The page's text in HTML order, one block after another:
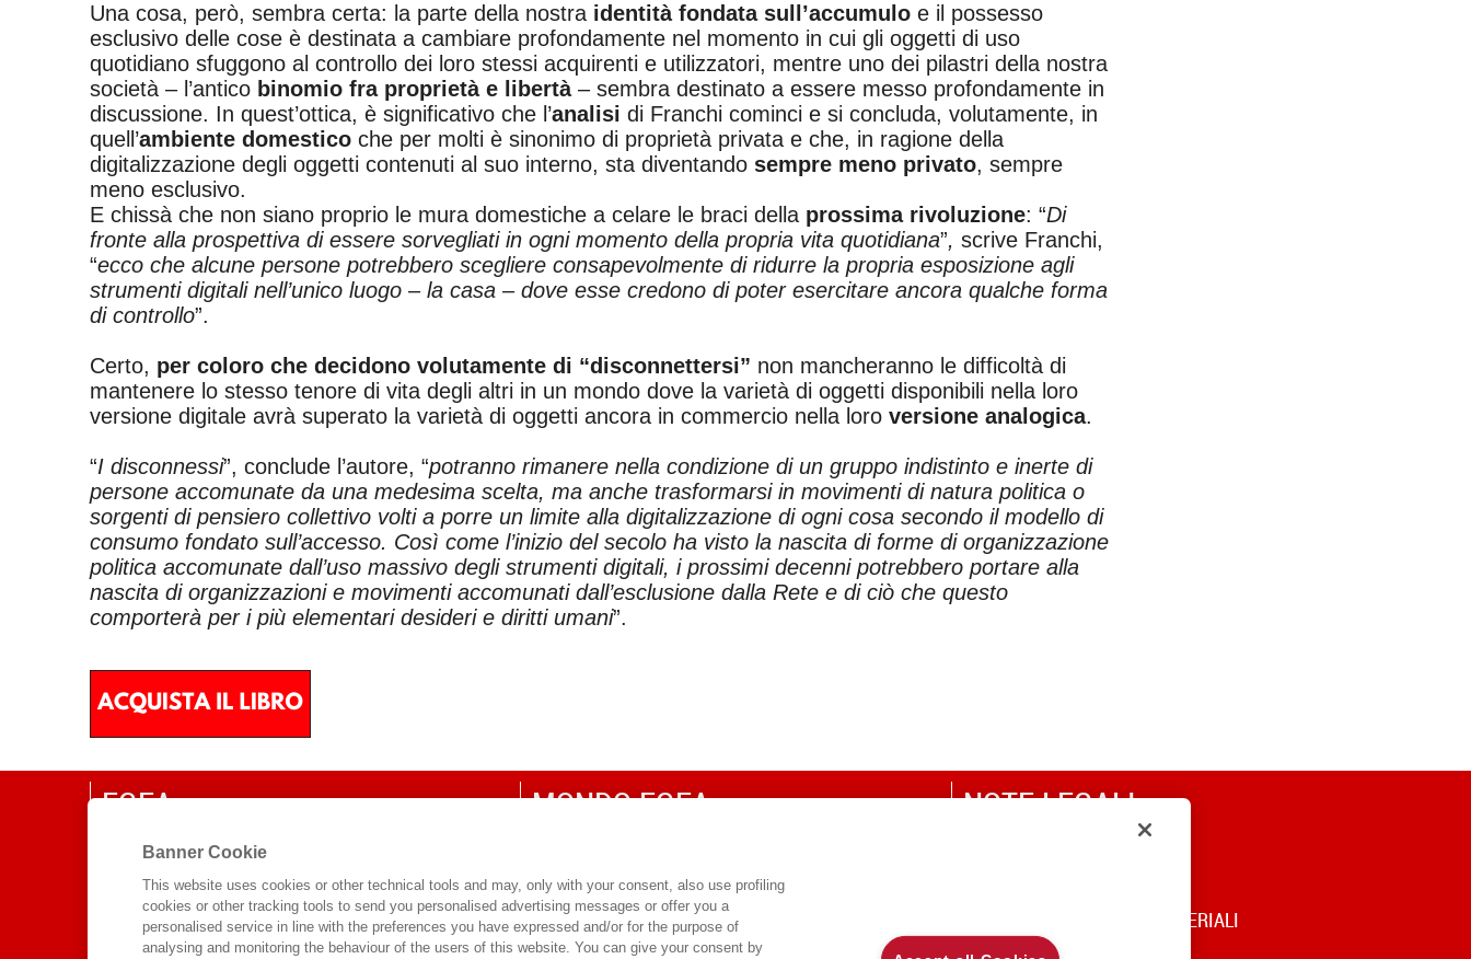
Una cosa, però, sembra certa: la parte della nostra identità fondata sull’accumulo e il possesso
esclusivo delle cose è destinata a cambiare profondamente nel momento in cui gli oggetti di uso
quotidiano sfuggono al controllo dei loro stessi acquirenti e utilizzatori, mentre uno dei pilastri della nostra
società – l’antico binomio fra proprietà e libertà– sembra destinato a essere messo profondamente in
discussione. In quest’ottica, è significativo che l’analisi di Franchi cominci e si concluda, volutamente, in
quell’ambiente domestico che per molti è sinonimo di proprietà privata e che, in ragione della
digitalizzazione degli oggetti contenuti al suo interno, sta diventando sempre meno privato, sempre
meno esclusivo.
E chissà che non siano proprio le mura domestiche a celare le braci della prossima rivoluzione: “Di
fronte alla prospettiva di essere sorvegliati in ogni momento della propria vita quotidiana”, scrive Franchi,
“ecco che alcune persone potrebbero scegliere consapevolmente di ridurre la propria esposizione agli
strumenti digitali nell’unico luogo – la casa – dove esse credono di poter esercitare ancora qualche forma
di controllo”.
Certo, per coloro che decidono volutamente di “disconnettersi” non mancheranno le difficoltà di
mantenere lo stesso tenore di vita degli altri in un mondo dove la varietà di oggetti disponibili nella loro
versione digitale avrà superato la varietà di oggetti ancora in commercio nella loro versione analogica.
“I disconnessi”, conclude l’autore, “potranno rimanere nella condizione di un gruppo indistinto e inerte di
persone accomunate da una medesima scelta, ma anche trasformarsi in movimenti di natura politica o
sorgenti di pensiero collettivo volti a porre un limite alla digitalizzazione di ogni cosa secondo il modello di
consumo fondato sull’accesso. Così come l’inizio del secolo ha visto la nascita di forme di organizzazione
politica accomunate dall’uso massivo degli strumenti digitali, i prossimi decenni potrebbero portare alla
nascita di organizzazioni e movimenti accomunati dall’esclusione dalla Rete e di ciò che questo
comporterà per i più elementari desideri e diritti umani”.
EGEA
CHI SIAMO
COMITATO SCIENTIFICO
CODICE ETICO
WHISTLEBLOWING
MONDO EGEA
SDA BOCCONI SCHOOL OF MANAGEMENT
NOTE LEGALI
CODICE DI UTILIZZO DEI MATERIALI
Banner Cookie
This website uses cookies or other technical tools and may, only with your consent, also use profiling
cookies or other tracking tools to send you personalised advertising messages or offer you a
personalised service in line with the preferences you have expressed and/or for the purpose of
analysing and monitoring the behaviour of the users of this website. You can give your consent by